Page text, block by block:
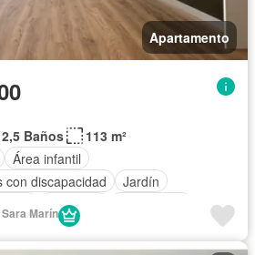
Apartamento
2,5 Baños
113 m²
Área infantil
con discapacidad
Jardín
Ascensor
Seguridad privada
Marín